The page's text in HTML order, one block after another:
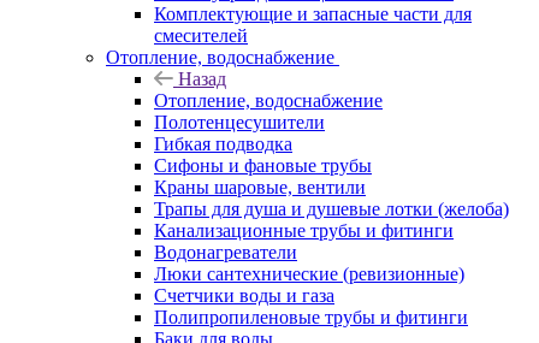
Комплектующие и запасные части для
смесителей
Отопление, водоснабжение
Назад
Отопление, водоснабжение
Полотенцесушители
Гибкая подводка
Сифоны и фановые трубы
Краны шаровые, вентили
Трапы для душа и душевые лотки (желоба)
Канализационные трубы и фитинги
Водонагреватели
Люки сантехнические (ревизионные)
Счетчики воды и газа
Полипропиленовые трубы и фитинги
Баки для воды